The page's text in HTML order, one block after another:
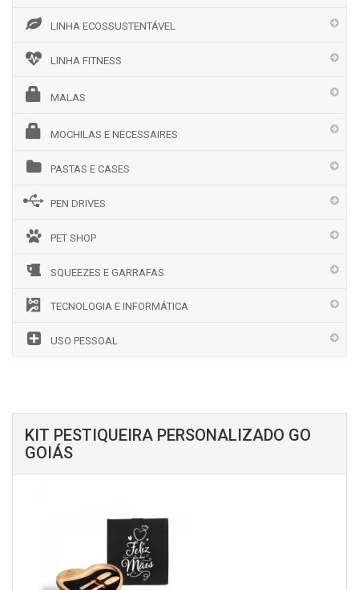
LINHA ECOSSUSTENTÁVEL
LINHA FITNESS
MALAS
MOCHILAS E NECESSAIRES
PASTAS E CASES
PEN DRIVES
PET SHOP
SQUEEZES E GARRAFAS
TECNOLOGIA E INFORMÁTICA
USO PESSOAL
KIT PESTIQUEIRA PERSONALIZADO GO
GOIÁS